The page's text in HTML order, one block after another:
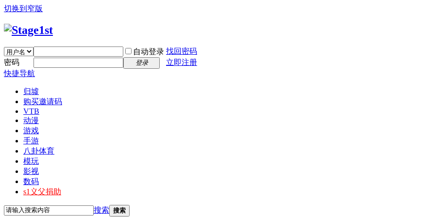
切换到窄版
自动登录 找回密码
密码
登录
立即注册
快捷导航
归墟
购买邀请码
VTB
动漫
游戏
手游
八卦体育
模玩
影视
数码
s1义父捐助
搜索 搜索